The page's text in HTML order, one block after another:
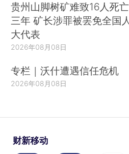
贵州山脚树矿难致16人死
三年 矿长涉罪被罢免全国
大代表
2026年08月08日
专栏｜沃什遭遇信任危机
2026年08月08日
财新移动